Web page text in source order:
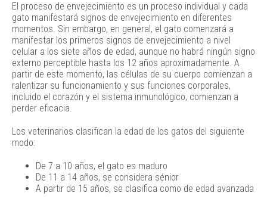
El proceso de envejecimiento es un proceso individual y cada
gato manifestará signos de envejecimiento en diferentes
momentos. Sin embargo, en general, el gato comenzará a
manifestar los primeros signos de envejecimiento a nivel
celular a los siete años de edad, aunque no habrá ningún signo
externo perceptible hasta los 12 años aproximadamente. A
partir de este momento, las células de su cuerpo comienzan a
ralentizar su funcionamiento y sus funciones corporales,
incluido el corazón y el sistema inmunológico, comienzan a
perder eficacia.
Los veterinarios clasifican la edad de los gatos del siguiente
modo:
De 7 a 10 años, el gato es maduro
De 11 a 14 años, se considera sénior
A partir de 15 años, se clasifica como de edad avanzada